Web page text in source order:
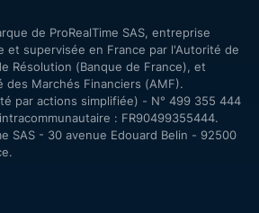
de ProRealTime SAS, entreprise
et supervisée en France par l'Autorité de
Résolution (Banque de France), et
des Marchés Financiers (AMF).
par actions simplifiée) - N° 499 355 444
: FR90499355444.
SAS - 30 avenue Edouard Belin - 92500